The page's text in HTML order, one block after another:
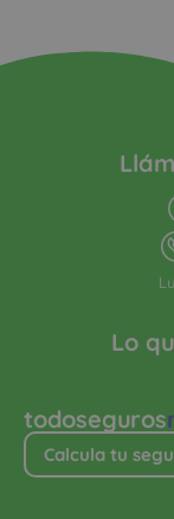
todoseguros
Calcula tu
Lo